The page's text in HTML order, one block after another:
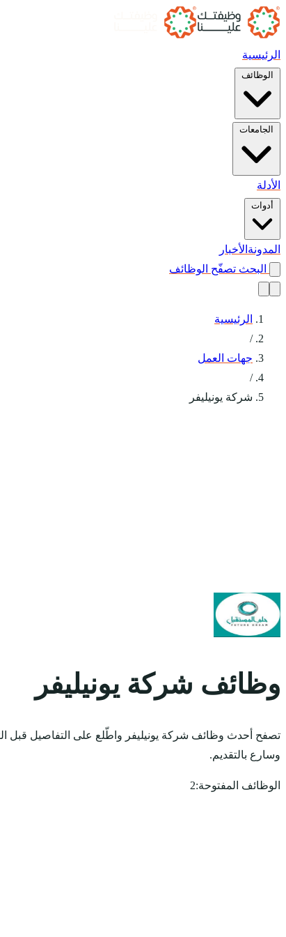
الرئيسية
الوظائف
الجامعات
الأدلة
أدوات
المدونة الأخبار
البحث تصفّح الوظائف
الرئيسية
/
جهات العمل
/
شركة يونيليفر
وظائف شركة يونيليفر
تصفح أحدث وظائف شركة يونيليفر واطّلع على التفاصيل قبل
وسارع بالتقديم.
الوظائف المفتوحة:2